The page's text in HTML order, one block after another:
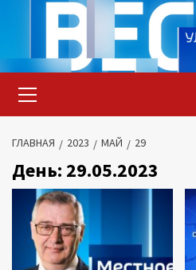
содержимому
меню
ГЛАВНАЯ 2023 МАЙ 29
День: 29.05.2023